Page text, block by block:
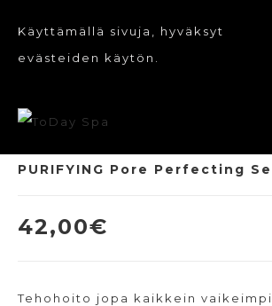
Käyttämällä sivuja, hyväksyt
evästeiden käytön.
PURIFYING Pore Perfecting
42,00€
Tehohoito jopa kaikkein